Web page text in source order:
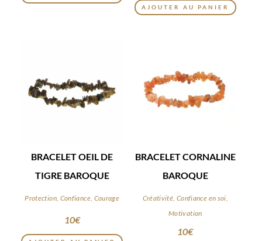
AJOUTER AU PANIER
BRACELET OEIL DE
TIGRE BAROQUE
Protection, Confiance, Courage
10€
BRACELET CORNALINE
BAROQUE
Créativité, Confiance en soi,
Motivation
10€